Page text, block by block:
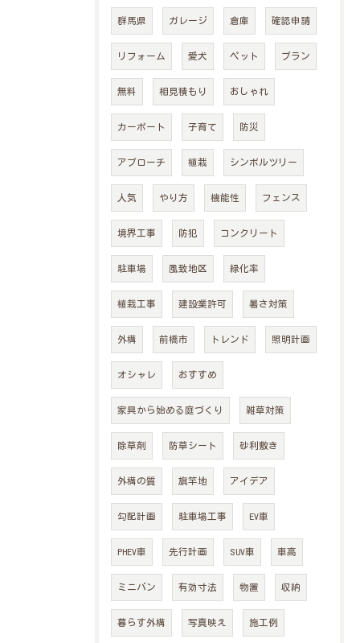
群馬県 ガレージ 倉庫 確認申請
リフォーム 愛犬 ペット プラン
無料 相見積もり おしゃれ
カーポート 子育て 防災
アプローチ 植栽 シンボルツリー
人気 やり方 機能性 フェンス
境界工事 防犯 コンクリート
駐車場 風致地区 緑化率
植栽工事 建設業許可 暑さ対策
外構 前橋市 トレンド 照明計画
オシャレ おすすめ
家具から始める庭づくり 雑草対策
除草剤 防草シート 砂利敷き
外構の質 旗竿地 アイデア
勾配計画 駐車場工事 EV車
PHEV車 先行計画 SUV車 車高
ミニバン 有効寸法 物置 収納
暮らす外構 写真映え 施工例